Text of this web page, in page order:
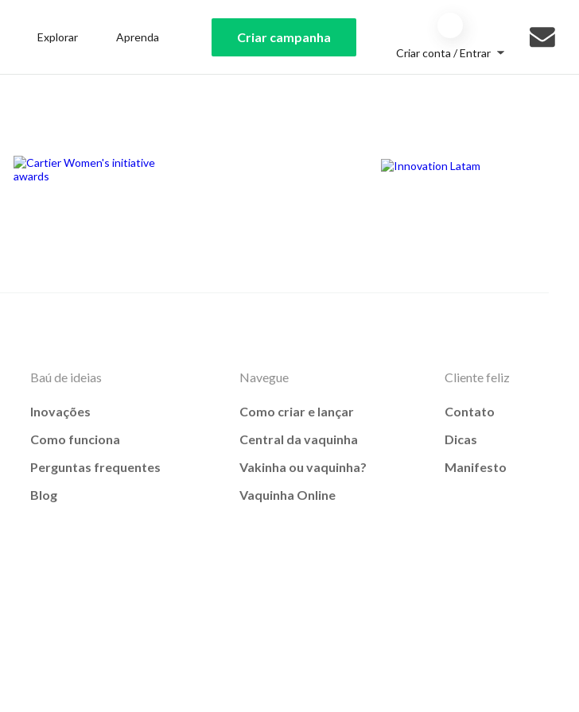
Explorar Aprenda Criar campanha
Criar conta / Entrar
Baú de ideias
Inovações
Como funciona
Perguntas frequentes
Blog
Navegue
Como criar e lançar
Central da vaquinha
Vakinha ou vaquinha?
Vaquinha Online
Cliente feliz
Contato
Dicas
Manifesto